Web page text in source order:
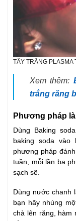
TẨY TRẮNG PLASMA
Xem thêm:
trắng răng
Phương pháp
Dùng Baking
baking soda
phương pháp
tuần, mỗi lần ba
sạch sẽ.
Dùng nước chanh
bạn hãy nhúng
chà lên răng, hàm